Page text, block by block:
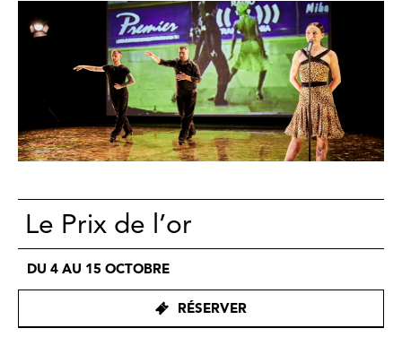
Le Prix de l’or
DU 4 AU 15 OCTOBRE
RÉSERVER